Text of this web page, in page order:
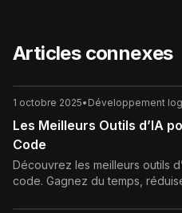
Articles connexes
1 octobre 2025• Développement
Les Meilleurs Outils d’IA
Code
Découvrez les meilleurs outils
code. Gagnez du temps,